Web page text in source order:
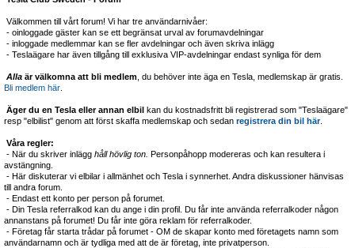
Välkommen till vårt forum! Vi har tre användarnivåer:
- oinloggade gäster kan se ett begränsat urval av forumavdelningar
- inloggade medlemmar kan se fler avdelningar och även skriva inlägg
- Teslaägare har även tillgång till exklusiva VIP-avdelningar endast synliga för dem
Alla är välkomna att bli medlem , du behöver inte äga en Tesla, medlemskap är gratis.
Bli medlem här
Äger du en Tesla eller annan elbil kan du kostnadsfritt bli registrerad som "Teslaägare"
resp "elbilist" genom att först skaffa medlemskap och sedan registrera din bil här.
Våra regler:
- När du skriver inlägg håll hövlig ton. Personpåhopp modereras och kan resultera i
avstängning.
- Här diskuterar vi elbilar i allmänhet och Tesla i synnerhet. Andra diskussioner hänvisas
till andra forum.
- Endast ett konto per person på forumet.
- Din Tesla referralkod kan du ange i din profil. Du får inte använda referralkoder någon
annanstans på forumet! Du får inte göra reklam för referralkoder.
- Företag får starta trådar på forumet - OM de skapar konto med företagets namn som
användarnamn och är tydliga med att de är företag, inte privatperson.